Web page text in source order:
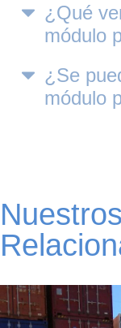
¿Qué
módulo
¿Se
módulo